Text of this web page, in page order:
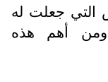
التي جعلت له
ومن أهم هذه